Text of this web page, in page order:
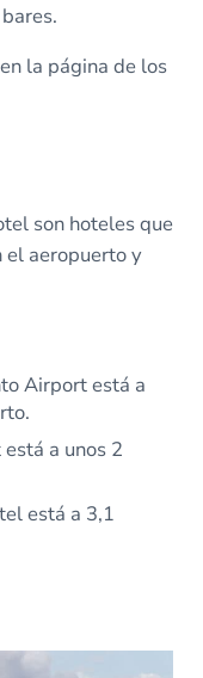
la página de los
son hoteles que
el aeropuerto y
Airport está a
a unos 2
está a 3,1